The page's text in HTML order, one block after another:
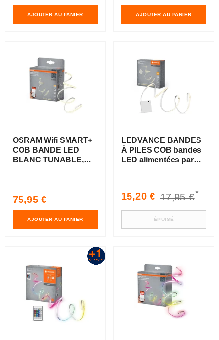
AJOUTER AU PANIER AJOUTER AU PANIER
OSRAM Wifi SMART+
COB BANDE LED
BLANC TUNABLE,
Prix
habituel
75,95 €
AJOUTER AU PANIER
LEDVANCE BANDES
À PILES COB bandes
LED alimentées par
Prix
soldé
15,20 € Prix
habituel
17,95 €*
ÉPUISÉ